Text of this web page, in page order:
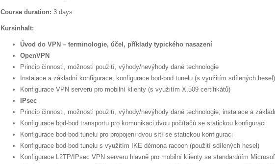
Course duration: 3 days
Kursinhalt:
Úvod do VPN – terminologie, účel, příklady typického nasazení
OpenVPN
Princip činnosti, možnosti použití, výhody/nevýhody dané technologie
Instalace a základní konfigurace, konfigurace bod-bod tunelu (s využitím sdílených hesel)
Konfigurace VPN serveru pro mobilní klienty (s využitím X.509 certifikátů)
IPsec
Princip činnosti, možnosti použití, výhody/nevýhody dané technologie; instalace a
Konfigurace bod-bod transportu pro komunikaci dvou počítačů se statickou konfiguraci
Konfigurace bod-bod tunelu pro propojení dvou sítí se statickou konfiguraci
Konfigurace bod-bod tunelu s využitím IKE démona racoon (použití sdílených hesel)
Konfigurace L2TP/IPsec VPN serveru hlavně pro mobilní klienty se standardním